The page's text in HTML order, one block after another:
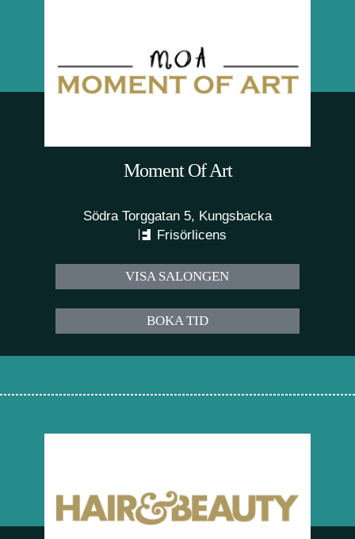
Moment Of Art
Södra Torggatan 5, Kungsbacka
Frisörlicens
VISA SALONGEN
BOKA TID